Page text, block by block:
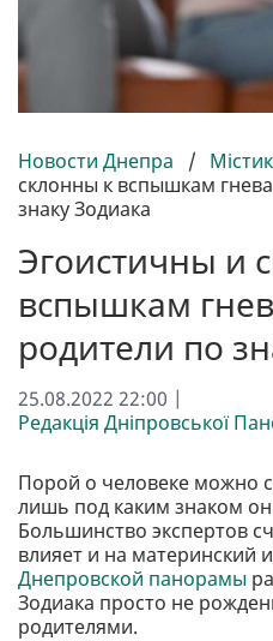
Новости Днепра /
склонны к вспышкам
знаку Зодиака
Эгоистичны и
вспышкам
родители по
25.08.2022 22:00 |
Редакція Дніпровської
Порой о человеке можно
лишь под каким знаком
Большинство экспертов
влияет и на материнский
Днепровской панорамы
Зодиака просто не
родителями.